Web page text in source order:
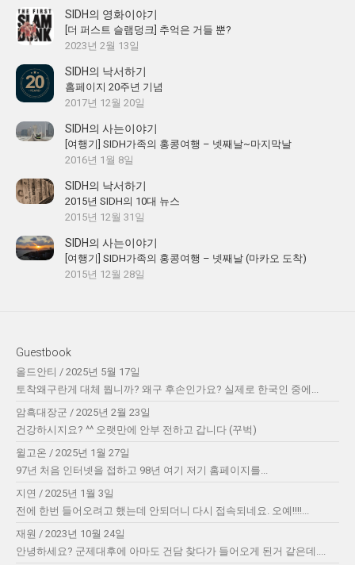
SIDH의 영화이야기
[더 퍼스트 슬램덩크] 추억은 거들 뿐?
2023년 2월 13일
SIDH의 낙서하기
홈페이지 20주년 기념
2017년 12월 20일
SIDH의 사는이야기
[여행기] SIDH가족의 홍콩여행 – 넷째날~마지막날
2016년 1월 8일
SIDH의 낙서하기
2015년 SIDH의 10대 뉴스
2015년 12월 31일
SIDH의 사는이야기
[여행기] SIDH가족의 홍콩여행 – 넷째날 (마카오 도착)
2015년 12월 28일
Guestbook
올드안티 / 2025년 5월 17일
토착왜구란게 대체 뭡니까? 왜구 후손인가요? 실제로 한국인 중에...
암흑대장군 / 2025년 2월 23일
건강하시지요? ^^ 오랫만에 안부 전하고 갑니다 (꾸벅)
윌고온 / 2025년 1월 27일
97년 처음 인터넷을 접하고 98년 여기 저기 홈페이지를...
지연 / 2025년 1월 3일
전에 한번 들어오려고 했는데 안되더니 다시 접속되네요. 오예!!!!...
재원 / 2023년 10월 24일
안녕하세요? 군제대후에 아마도 건담 찾다가 들어오게 된거 같은데....